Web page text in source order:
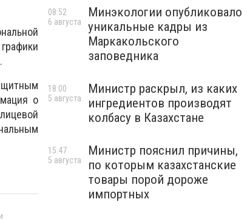
о
Минэкологии опубликовало
уникальные кадры из
Маркакольского
заповедника
08:52
6 августа
Министр раскрыл, из каких
ингредиентов производят
колбасу в Казахстане
18:00
5 августа
Министр пояснил причины,
по которым казахстанские
товары порой дороже
импортных
15:47
5 августа